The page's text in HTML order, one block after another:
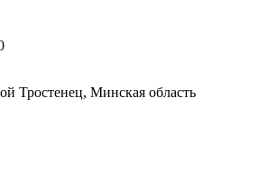
Тростенец, Минская область